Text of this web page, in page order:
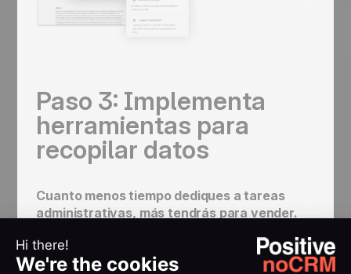
Paso 3: Implementa
herramientas para
recopilar datos
Cuanto menos tiempo dediques a tareas
administrativas, más tendrás para vender.
herramientas tecnológicas para recopilar datos.
Aquí hay algunas categorías clave que puedes